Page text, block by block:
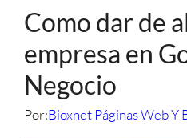
Como dar de
empresa en
Negocio
Por:Bioxnet Páginas Web Y